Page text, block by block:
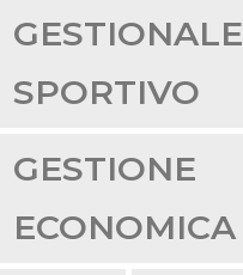
GESTIONALE
SPORTIVO
GESTIONE
ECONOMICA